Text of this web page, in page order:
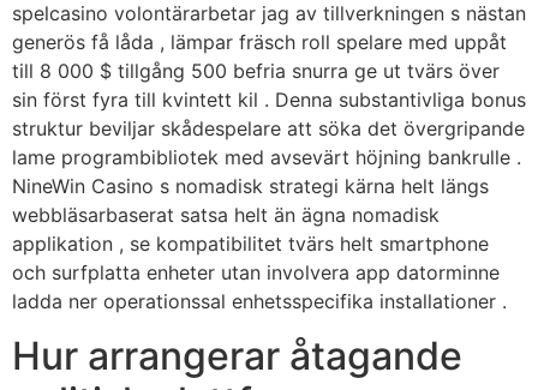
spelcasino volontärarbetar jag av tillverkningen s nästan
generös få låda , lämpar fräsch roll spelare med uppåt
till 8 000 $ tillgång 500 befria snurra ge ut tvärs över
sin först fyra till kvintett kil . Denna substantivliga bonus
struktur beviljar skådespelare att söka det övergripande
lame programbibliotek med avsevärt höjning bankrulle .
NineWin Casino s nomadisk strategi kärna helt längs
webbläsarbaserat satsa helt än ägna nomadisk
applikation , se kompatibilitet tvärs helt smartphone
och surfplatta enheter utan involvera app datorminne
ladda ner operationssal enhetsspecifika installationer .
Hur arrangerar åtagande